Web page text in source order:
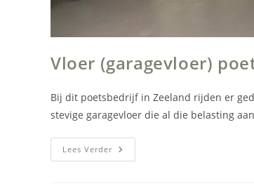
Vloer (garagevloer)
Bij dit poetsbedrijf in Zeeland rijden er
stevige garagevloer die al die belasting
Lees VerderVloer
(garagevloer)